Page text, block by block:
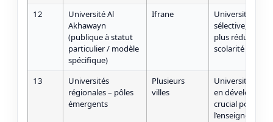
12
Université Al
Akhawayn
(publique à statut
particulier / modèle
spécifique)
Ifrane
Université à
sélective,
plus réduite,
scolarité plus
13
Universités
régionales – pôles
émergents
Plusieurs
villes
Universités
en
crucial pour la
l’enseignement